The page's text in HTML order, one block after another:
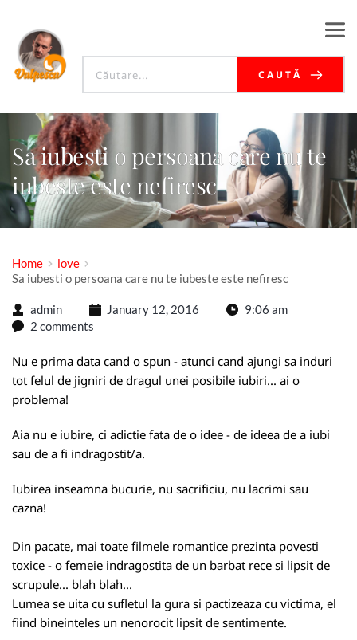
CAUTĂ
Sa iubesti o persoana care nu te
iubeste este nefiresc
Home
love
Sa iubesti o persoana care nu te iubeste este nefiresc
admin January 12, 2016
9:06 am
2 comments
Nu e prima data cand o spun - atunci cand ajungi sa induri
tot felul de jigniri de dragul unei posibile iubiri... ai o
problema!
Aia nu e iubire, ci adictie fata de o idee - de ideea de a iubi
sau de a fi indragostit/a.
Iubirea inseamna bucurie, nu sacrificiu, nu lacrimi sau
cazna!
Din pacate, mai toate filmele romantice prezinta povesti
toxice - o femeie indragostita de un barbat rece si lipsit de
scrupule... blah blah...
Lumea se uita cu sufletul la gura si pactizeaza cu victima, el
fiind bineinteles un nenorocit lipsit de sentimente.